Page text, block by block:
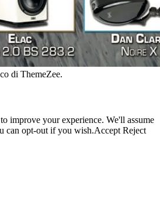
di ThemeZee.
improve your experience. We'll assume
can opt-out if you wish.Accept Reject